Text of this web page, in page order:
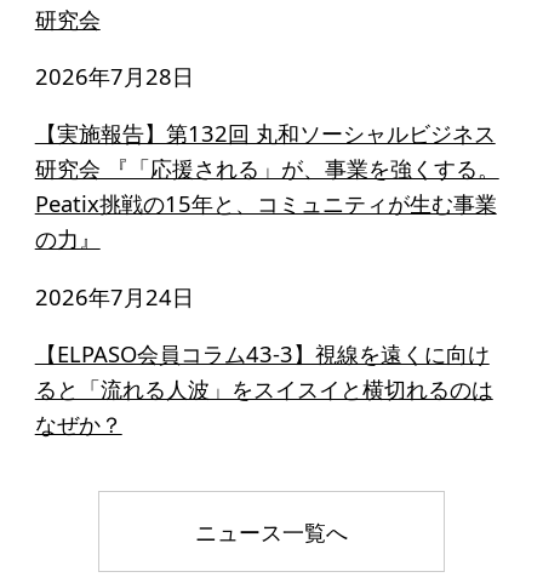
研究会
2026年7月28日
【実施報告】第132回 丸和ソーシャルビジネス
研究会 『「応援される」が、事業を強くする。
Peatix挑戦の15年と、コミュニティが生む事業
の力』
2026年7月24日
【ELPASO会員コラム43-3】視線を遠くに向け
ると「流れる人波」をスイスイと横切れるのは
なぜか？
ニュース一覧へ